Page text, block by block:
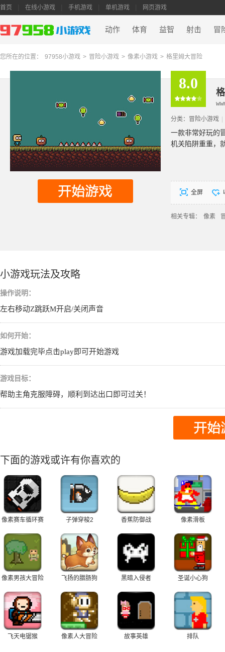
首页 在线小游戏 手机游戏 单机游戏 网页游戏
动作 体育 益智 射击 冒
您所在的位置： 97958小游戏 > 冒险小游戏 > 像素小游戏 > 格里姆大冒险
8.0
分类： 冒险小游戏
一款非常好玩的
机关陷阱重重，
全屏
相关专辑： 像素
小游戏玩法及攻略
操作说明：
左右移动Z跳跃M开启/关闭声音
如何开始：
游戏加载完毕点击play即可开始游戏
游戏目标：
帮助主角克服障碍，顺利到达出口即可过关！
下面的游戏或许有你喜欢的
像素赛车循环赛 子弹穿梭2 香蕉防御战 像素滑板
像素男孩大冒险 飞扬的腊肠狗 黑暗入侵者 圣诞小心狗
飞天电锯猴 像素人大冒险 故事英雄 排队